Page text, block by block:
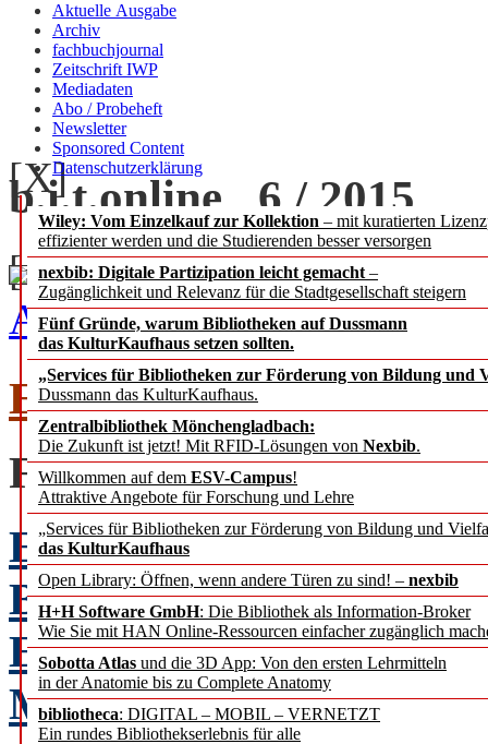
Aktuelle Ausgabe
Archiv
fachbuchjournal
Zeitschrift IWP
Mediadaten
Abo / Probeheft
Newsletter
Sponsored Content
Datenschutzerklärung
Wiley: Vom Einzelkauf zur Kollektion – mit kuratierten
effizienter werden und die Studierenden besser versorgen
nexbib: Digitale Partizipation leicht gemacht –
Zugänglichkeit und Relevanz für die Stadtgesellschaft steigern
Fünf Gründe, warum Bibliotheken auf Dussmann
das KulturKaufhaus setzen sollten.
„Services für Bibliotheken zur Förderung von Bildung und
Dussmann das KulturKaufhaus.
Zentralbibliothek Mönchengladbach:
Die Zukunft ist jetzt! Mit RFID-Lösungen von Nexbib.
Willkommen auf dem ESV-Campus!
Attraktive Angebote für Forschung und Lehre
„Services für Bibliotheken zur Förderung von Bildung und
das KulturKaufhaus
Open Library: Öffnen, wenn andere Türen zu sind! – nexbib
H+H Software GmbH: Die Bibliothek als Information-Broker
Wie Sie mit HAN Online-Ressourcen einfacher zugänglich
Sobotta Atlas und die 3D App: Von den ersten Lehrmitteln
in der Anatomie bis zu Complete Anatomy
bibliotheca: DIGITAL – MOBIL – VERNETZT
Ein rundes Bibliothekserlebnis für alle
b.i.t.online 6 / 2015
[+] zoom
[X]
Ausgabe 6 / 2015 als PDF
EDITORIAL frei
FACHBEITRÄGE
Erfolg hat Methode:
Bibliothek.
Ein Praxisbericht
Moser